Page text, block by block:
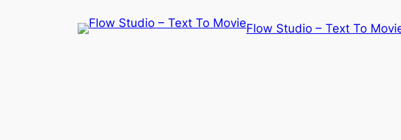
Flow Studio – Text To